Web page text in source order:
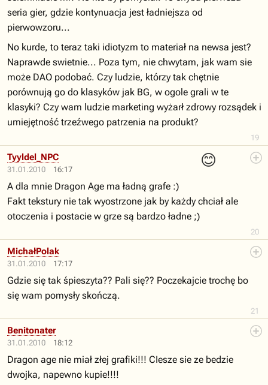
19
seria gier, gdzie kontynuacja jest ładniejsza od
pierwowzoru...
No kurde, to teraz taki idiotyzm to materiał na newsa jest?
Naprawde swietnie... Poza tym, nie chwytam, jak wam sie
może DAO podobać. Czy ludzie, którzy tak chętnie
porównują go do klasyków jak BG, w ogole grali w te
klasyki? Czy wam ludzie marketing wyżarł zdrowy rozsądek i
umiejętność trzeźwego patrzenia na produkt?
31.01.2010 16:17
😊
20
Tyyldel_NPC
A dla mnie Dragon Age ma ładną grafe :)
Fakt tekstury nie tak wyostrzone jak by każdy chciał ale
otoczenia i postacie w grze są bardzo ładne ;)
31.01.2010 17:17
21
MichałPolak
Gdzie się tak śpieszyta?? Pali się?? Poczekajcie trochę bo
się wam pomysły skończą.
31.01.2010 18:12
Benitonater
Dragon age nie miał złej grafiki!!! CIesze sie ze bedzie
dwojka, napewno kupie!!!!